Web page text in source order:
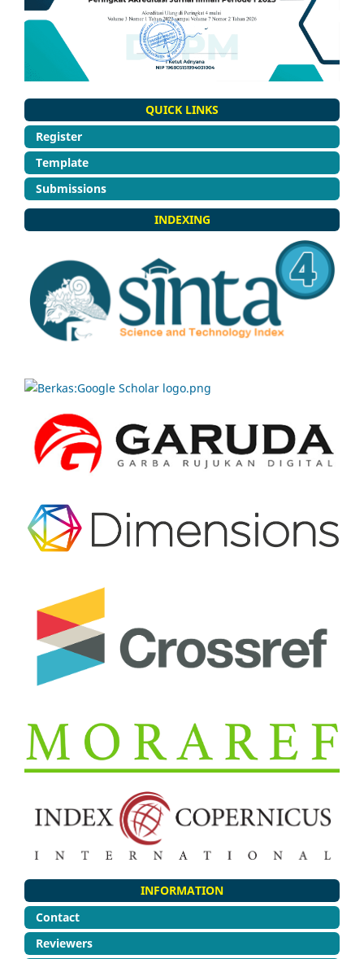
QUICK LINKS
Register
Template
Submissions
INDEXING
INFORMATION
Contact
Reviewers